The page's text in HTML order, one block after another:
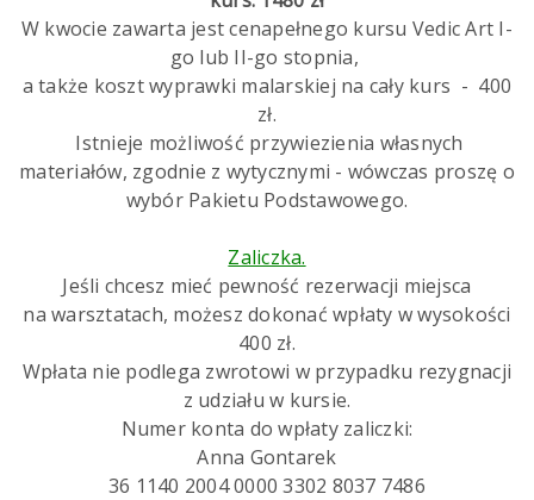
W kwocie zawarta jest cenapełnego kursu Vedic Art I-
go lub II-go stopnia,
a także koszt wyprawki malarskiej na cały kurs - 400
zł.
Istnieje możliwość przywiezienia własnych
materiałów, zgodnie z wytycznymi - wówczas proszę o
wybór Pakietu Podstawowego.
Zaliczka.
Jeśli chcesz mieć pewność rezerwacji miejsca
na warsztatach, możesz dokonać wpłaty w wysokości
400 zł.
Wpłata nie podlega zwrotowi w przypadku rezygnacji
z udziału w kursie.
Numer konta do wpłaty zaliczki:
Anna Gontarek
36 1140 2004 0000 3302 8037 7486